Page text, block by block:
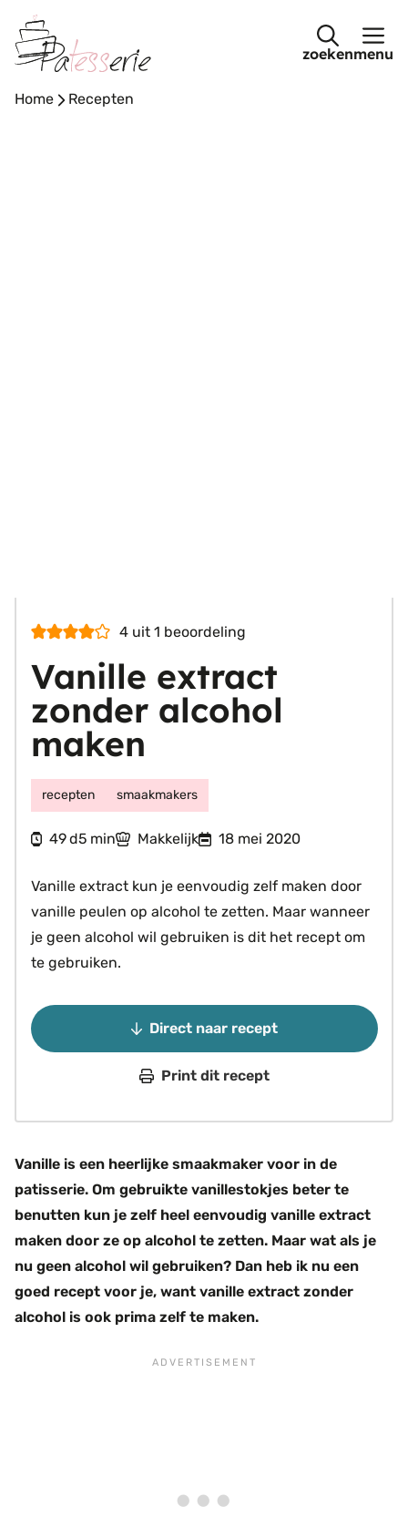
naar
de
menu
Home - Recepten
4 uit 1 beoordeling
Vanille extract
zonder alcohol
maken
recepten smaakmakers
49dagen
d5minuten
min Makkelijk 18 mei 2020
Vanille extract kun je eenvoudig zelf maken door
vanille peulen op alcohol te zetten. Maar wanneer
je geen alcohol wil gebruiken is dit het recept om
te gebruiken.
Direct naar recept
Print dit recept
Vanille is een heerlijke smaakmaker voor in de
patisserie. Om gebruikte vanillestokjes beter te
benutten kun je zelf heel eenvoudig vanille extract
maken door ze op alcohol te zetten. Maar wat als je
nu geen alcohol wil gebruiken? Dan heb ik nu een
goed recept voor je, want vanille extract zonder
alcohol is ook prima zelf te maken.